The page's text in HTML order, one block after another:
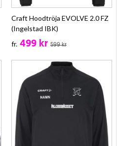
Craft Hoodtröja EVOLVE 2.0 FZ
(Ingelstad IBK)
fr. 499 kr 599 kr